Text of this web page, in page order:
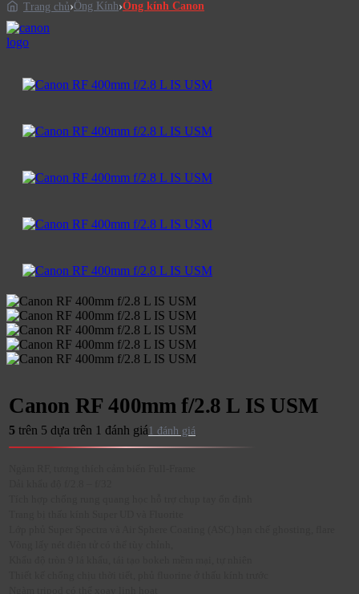
Trang chủ Ống Kính Ống kính Canon
Canon RF 400mm f/2.8 L IS USM
5 trên 5 dựa trên 1 đánh giá 1